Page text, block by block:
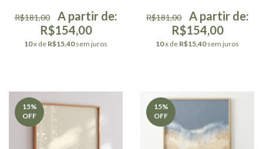
R$181,00
R$154,00
10x de R$15,40 sem juros
R$181,00
R$154,00
10x de R$15,40 sem juros
15%
OFF
15%
OFF